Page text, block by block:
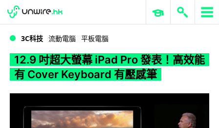
WWDC 2026 ERP 與商業 AI
3C科技 流動電腦 平板電腦
12.9 吋超大螢幕 iPad Pro 發表！高效能
有 Cover Keyboard 有壓感筆